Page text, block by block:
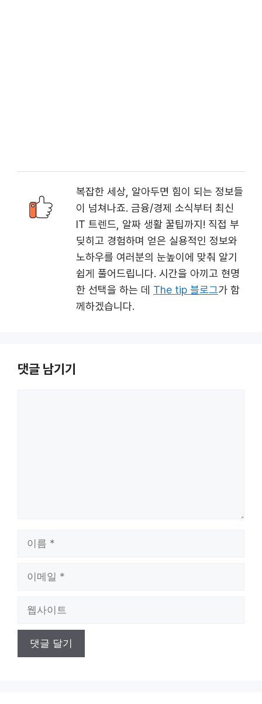
복잡한 세상, 알아두면 힘이 되는 정보들
이 넘쳐나죠. 금융/경제 소식부터 최신
IT 트렌드, 알짜 생활 꿀팁까지! 직접 부
딪히고 경험하며 얻은 실용적인 정보와
노하우를 여러분의 눈높이에 맞춰 알기
쉽게 풀어드립니다. 시간을 아끼고 현명
한 선택을 하는 데 The tip 블로그가 함
께하겠습니다.
댓글 남기기